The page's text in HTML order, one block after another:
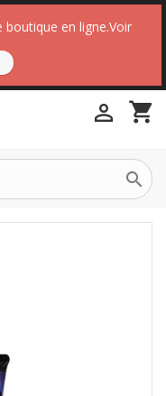
boutique en ligne.Voir
shopping_cart

